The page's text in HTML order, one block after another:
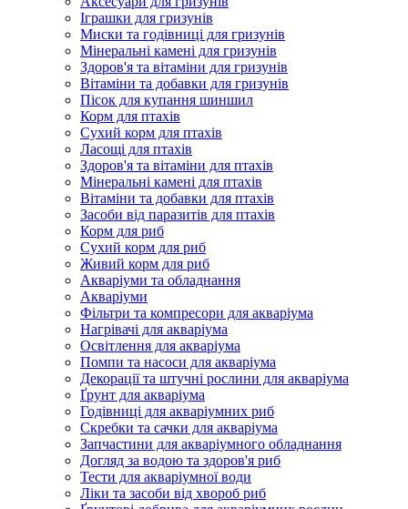
Іграшки для гризунів
Миски та годівниці для гризунів
Мінеральні камені для гризунів
Здоров'я та вітаміни для гризунів
Вітаміни та добавки для гризунів
Пісок для купання шиншил
Корм для птахів
Сухий корм для птахів
Ласощі для птахів
Здоров'я та вітаміни для птахів
Мінеральні камені для птахів
Вітаміни та добавки для птахів
Засоби від паразитів для птахів
Корм для риб
Сухий корм для риб
Живий корм для риб
Акваріуми та обладнання
Акваріуми
Фільтри та компресори для акваріума
Нагрівачі для акваріума
Освітлення для акваріума
Помпи та насоси для акваріума
Декорації та штучні рослини для акваріума
Ґрунт для акваріума
Годівниці для акваріумних риб
Скребки та сачки для акваріума
Запчастини для акваріумного обладнання
Догляд за водою та здоров'я риб
Тести для акваріумної води
Ліки та засоби від хвороб риб